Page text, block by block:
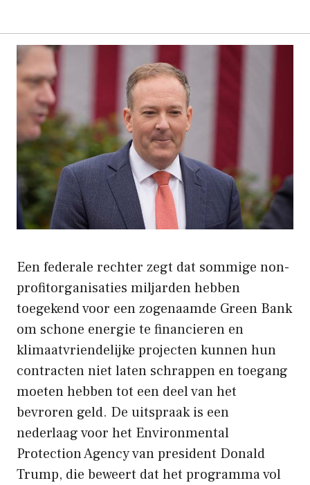
Een federale rechter zegt dat sommige non-
profitorganisaties miljarden hebben
toegekend voor een zogenaamde Green Bank
om schone energie te financieren en
klimaatvriendelijke projecten kunnen hun
contracten niet laten schrappen en toegang
moeten hebben tot een deel van het
bevroren geld. De uitspraak is een
nederlaag voor het Environmental
Protection Agency van president Donald
Trump, die beweert dat het programma vol